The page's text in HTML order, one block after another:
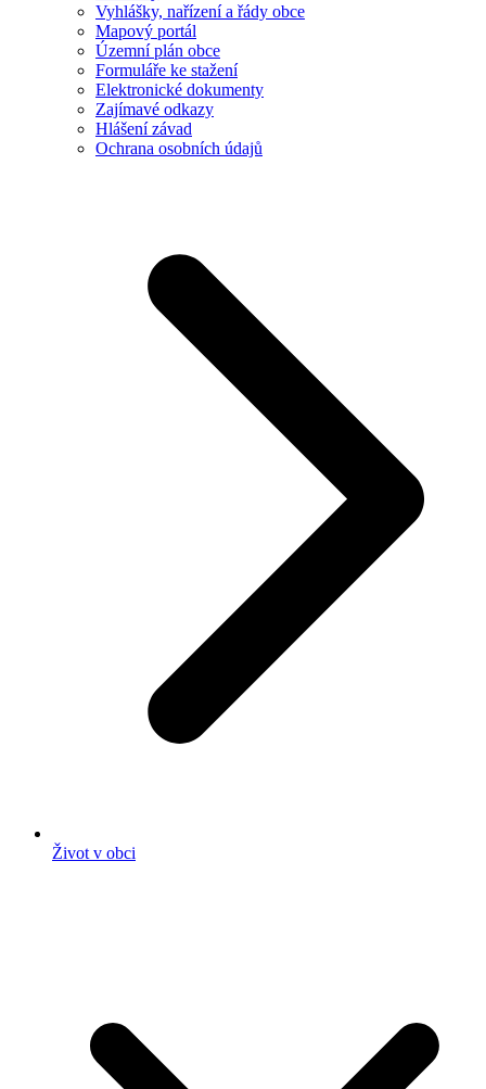
Vyhlášky, nařízení a řády obce
Mapový portál
Územní plán obce
Formuláře ke stažení
Elektronické dokumenty
Zajímavé odkazy
Hlášení závad
Ochrana osobních údajů
Život v obci